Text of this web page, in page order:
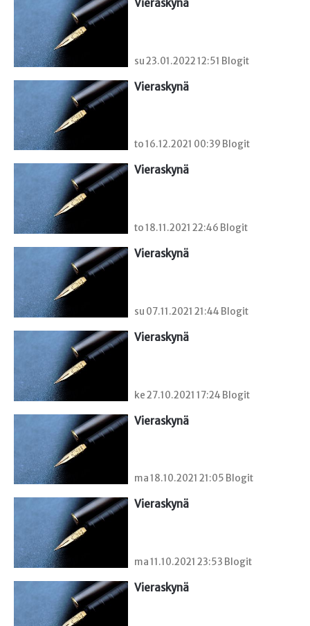
Vieraskynä
su 23.01.2022 12:51 Blogit
Vieraskynä
to 16.12.2021 00:39 Blogit
Vieraskynä
to 18.11.2021 22:46 Blogit
Vieraskynä
su 07.11.2021 21:44 Blogit
Vieraskynä
ke 27.10.2021 17:24 Blogit
Vieraskynä
ma 18.10.2021 21:05 Blogit
Vieraskynä
ma 11.10.2021 23:53 Blogit
Vieraskynä